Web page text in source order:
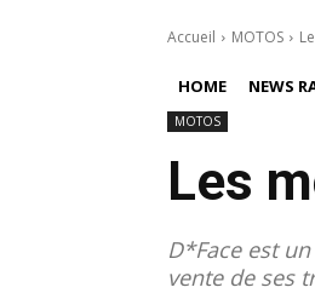
Accueil MOTOS
HOME NEWS
MOTOS
Les
D*Face est
vente de ses